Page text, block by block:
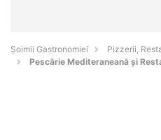
Șoimii Gastronomiei
Pizzerii,
Pescărie Mediteraneană şi